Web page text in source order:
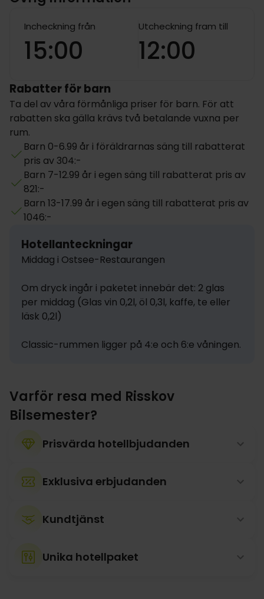
Maritim Strandhotel Travemünde har 250 rum som
egen balkong, eget badrum, hårtork, sminkspegel,
telefon, TV, minibar och säkerhetsskåp.
mellan 4:e och 7:e våningen och har alla utsikt över
flodmynningen eller Lübeck-bukten.
Incheckning från
15:00
Utcheckning fram till
12:00
Rabatter för barn
Ta del av våra förmånliga priser för barn. För att
rabatten ska gälla krävs två betalande vuxna per
rum.
Barn 0-6.99 år i föräldrarnas säng till rabatterat
pris av 304:-
Barn 7-12.99 år i egen säng till rabatterat pris av
821:-
Barn 13-17.99 år i egen säng till rabatterat pris av
1046:-
Hotellanteckningar
Middag i Ostsee-Restaurangen
Om dryck ingår i paketet innebär det: 2 glas
per middag (Glas vin 0,2l, öl 0,3l, kaffe, te eller
läsk 0,2l)
Classic-rummen ligger på 4:e och 6:e våningen.
Varför resa med Risskov
Bilsemester?
Prisvärda hotellbjudanden
Exklusiva erbjudanden
Kundtjänst
Unika hotellpaket